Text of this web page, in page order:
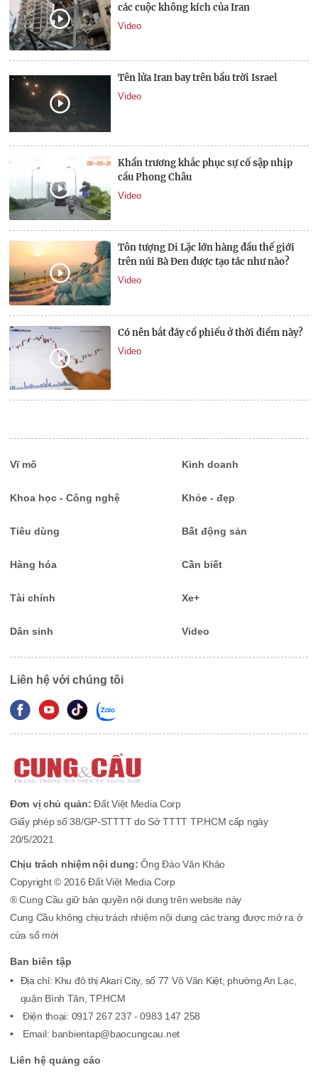
các cuộc không kích của Iran
Video
Tên lửa Iran bay trên bầu trời Israel
Video
Khẩn trương khắc phục sự cố sập nhịp
cầu Phong Châu
Video
Tôn tượng Di Lặc lớn hàng đầu thế giới
trên núi Bà Đen được tạo tác như nào?
Video
Có nên bắt đáy cổ phiếu ở thời điểm này?
Video
Vĩ mô Kinh doanh
Khoa học - Công nghệ Khỏe - đẹp
Tiêu dùng Bất động sản
Hàng hóa Cần biết
Tài chính Xe+
Dân sinh Video
Liên hệ với chúng tôi
Đơn vị chủ quản: Đất Việt Media Corp
Giấy phép số 38/GP-STTTT do Sở TTTT TP.HCM cấp ngày
20/5/2021
Chịu trách nhiệm nội dung:Ông Đào Văn Khảo
Copyright © 2016 Đất Việt Media Corp
® Cung Cầu giữ bản quyền nội dung trên website này
Cung Cầu không chịu trách nhiệm nội dung các trang được mở ra ở
cửa sổ mới
Ban biên tập
Địa chỉ: Khu đô thị Akari City, số 77 Võ Văn Kiệt, phường An Lạc,
quận Bình Tân, TP.HCM
Điện thoại: 0917 267 237 - 0983 147 258
Email: banbientap@baocungcau.net
Liên hệ quảng cáo